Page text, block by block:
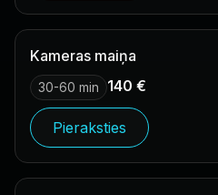
Kameras maiņa
30-60 min 140 €
Pieraksties